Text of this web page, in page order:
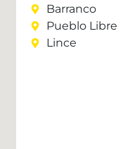
Barranco
Pueblo Libre
Lince